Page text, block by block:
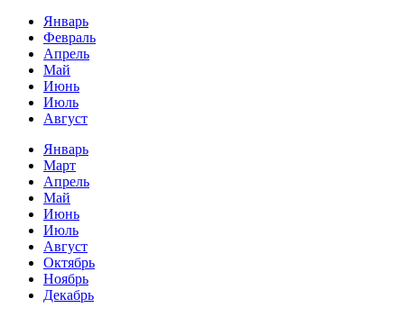
Январь
Февраль
Апрель
Май
Июнь
Июль
Август
Январь
Март
Апрель
Май
Июнь
Июль
Август
Октябрь
Ноябрь
Декабрь